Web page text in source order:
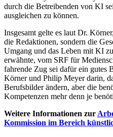
durch die Betreibenden von KI
ausgleichen zu können.
Insgesamt gelte es laut Dr.
die Redaktionen, sondern die
Umgang und das Leben mit KI
erwähnte, vom SRF für
fahrende Zug sei dafür ein gutes
Körner und Philip Meyer darin,
Berufsbilder ändern, aber die
Kompetenzen mehr denn je
Weitere Informationen zur
Kommission im Bereich